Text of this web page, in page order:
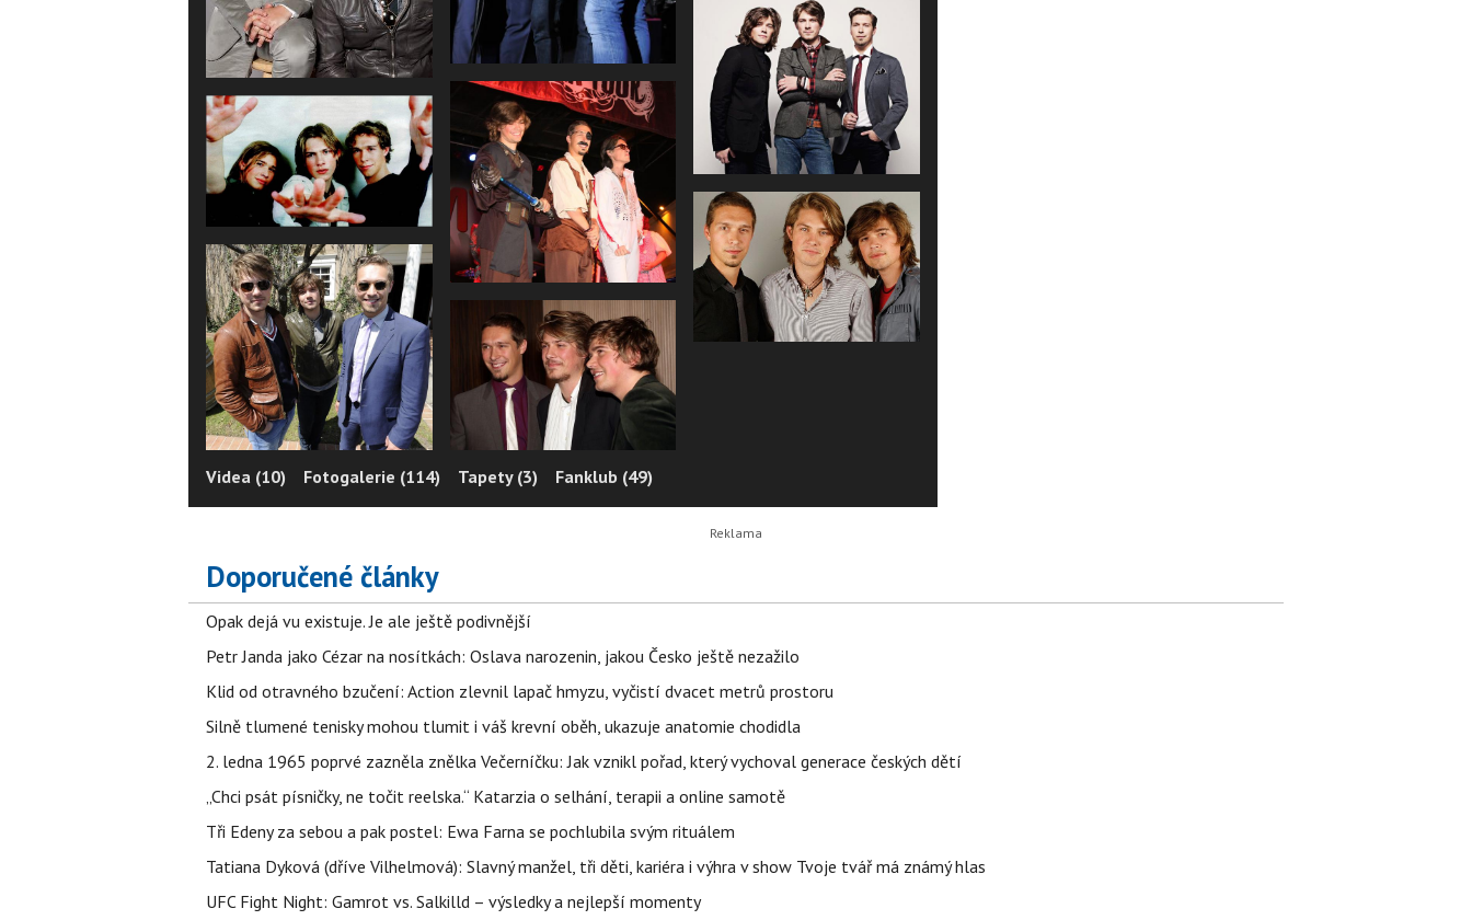
Videa (10) Fotogalerie (114) Tapety (3) Fanklub (49)
Doporučené články
Opak dejá vu existuje. Je ale ještě podivnější
Petr Janda jako Cézar na nosítkách: Oslava narozenin, jakou Česko ještě nezažilo
Klid od otravného bzučení: Action zlevnil lapač hmyzu, vyčistí dvacet metrů prostoru
Silně tlumené tenisky mohou tlumit i váš krevní oběh, ukazuje anatomie chodidla
2. ledna 1965 poprvé zazněla znělka Večerníčku: Jak vznikl pořad, který vychoval generace českých dětí
„Chci psát písničky, ne točit reelska.“ Katarzia o selhání, terapii a online samotě
Tři Edeny za sebou a pak postel: Ewa Farna se pochlubila svým rituálem
Tatiana Dyková (dříve Vilhelmová): Slavný manžel, tři děti, kariéra i výhra v show Tvoje tvář má známý hlas
UFC Fight Night: Gamrot vs. Salkilld – výsledky a nejlepší momenty